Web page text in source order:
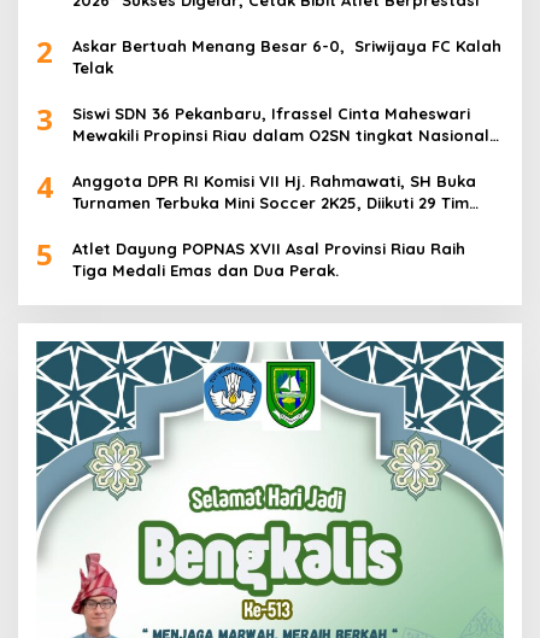
2
Askar Bertuah Menang Besar 6-0, Sriwijaya FC Kalah
Telak
3
Siswi SDN 36 Pekanbaru, Ifrassel Cinta Maheswari
Mewakili Propinsi Riau dalam O2SN tingkat Nasional
4
Anggota DPR RI Komisi VII Hj. Rahmawati, SH Buka
Turnamen Terbuka Mini Soccer 2K25, Diikuti 29 Tim
5
Atlet Dayung POPNAS XVII Asal Provinsi Riau Raih
Tiga Medali Emas dan Dua Perak.